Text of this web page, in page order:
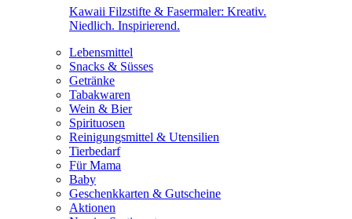
Kawaii Filzstifte & Fasermaler: Kreativ.
Niedlich. Inspirierend.
Lebensmittel
Snacks & Süsses
Getränke
Tabakwaren
Wein & Bier
Spirituosen
Reinigungsmittel & Utensilien
Tierbedarf
Für Mama
Baby
Geschenkkarten & Gutscheine
Aktionen